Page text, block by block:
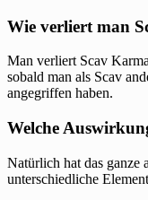
Wie verliert man
Man verliert Scav
sobald man als Scav
angegriffen haben.
Welche
Natürlich hat das ganze
unterschiedliche